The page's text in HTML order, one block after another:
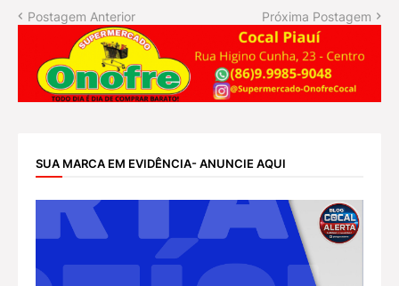
Postagem Anterior Próxima Postagem
SUA MARCA EM EVIDÊNCIA- ANUNCIE AQUI